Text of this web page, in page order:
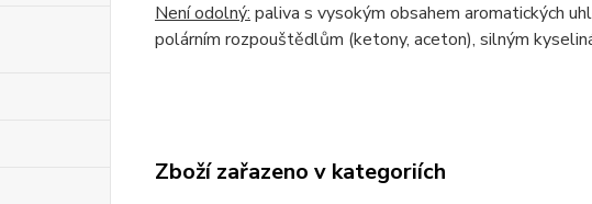
Není odolný: paliva s vysokým obsahem aromatických
polárním rozpouštědlům (ketony, aceton), silným
Zboží zařazeno v kategoriích